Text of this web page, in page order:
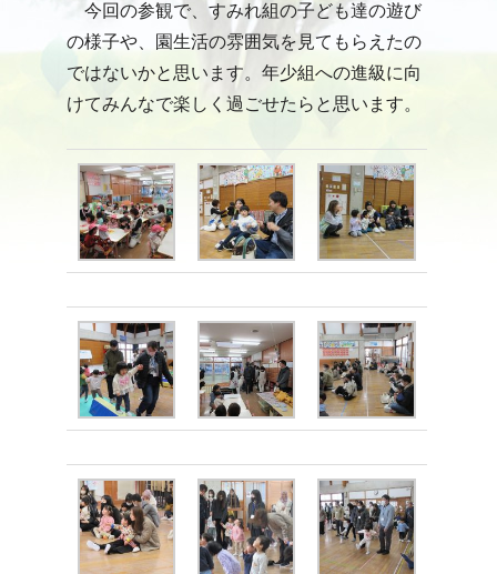
今回の参観で、すみれ組の子ども達の遊び
の様子や、園生活の雰囲気を見てもらえたの
ではないかと思います。年少組への進級に向
けてみんなで楽しく過ごせたらと思います。